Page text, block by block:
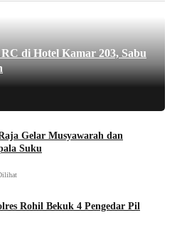
di Hotel Kamar 203, Sabu
Gelar Musyawarah dan
Suku
Rohil Bekuk 4 Pengedar Pil